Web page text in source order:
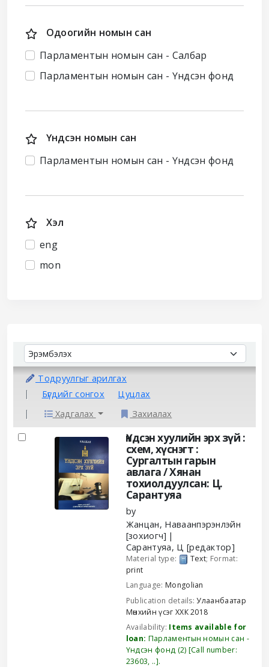
Одоогийн номын сан
Парламентын номын сан - Салбар
Парламентын номын сан - Үндсэн фонд
Үндсэн номын сан
Парламентын номын сан - Үндсэн фонд
Хэл
eng
mon
SortSort by:
Тодруулгыг арилгах
Бүгдийг сонгох
Цуцлах
Хадгалах
Захиалах
Results
Үндсэн хуулийн эрх зүй :
схем, хүснэгт :
Сургалтын гарын
авлага /Хянан
тохиолдуулсан: Ц.
Сарантуяа
by
Жанцан, Наваанпэрэнлэйн
[зохиогч]
Сарантуяа, Ц [редактор]
Material type: Text; Format:
print
Language: Mongolian
Publication details:Улаанбаатар
Мөнхийн үсэг ХХК2018
Availability: Items available for
loan: Парламентын номын сан -
Үндсэн фонд (2) Call number:
23603, .. .